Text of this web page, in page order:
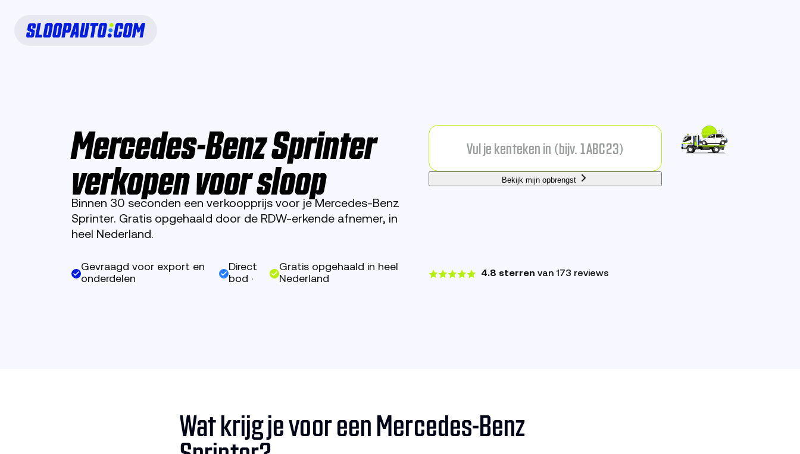
Mercedes-Benz Sprinter
verkopen voor sloop
Binnen 30 seconden een verkoopprijs voor je Mercedes-Benz
Sprinter. Gratis opgehaald door de RDW-erkende afnemer, in
heel Nederland.
Bekijk mijn opbrengst
Gevraagd voor export en
onderdelen
Direct
bod ·
Gratis opgehaald in heel
Nederland
4.8 sterren van 173 reviews
Wat krijg je voor een Mercedes-Benz